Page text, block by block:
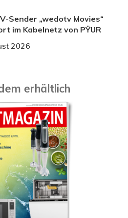
Sender „wedotv Movies“
im Kabelnetz von PŸUR
2026
erhältlich